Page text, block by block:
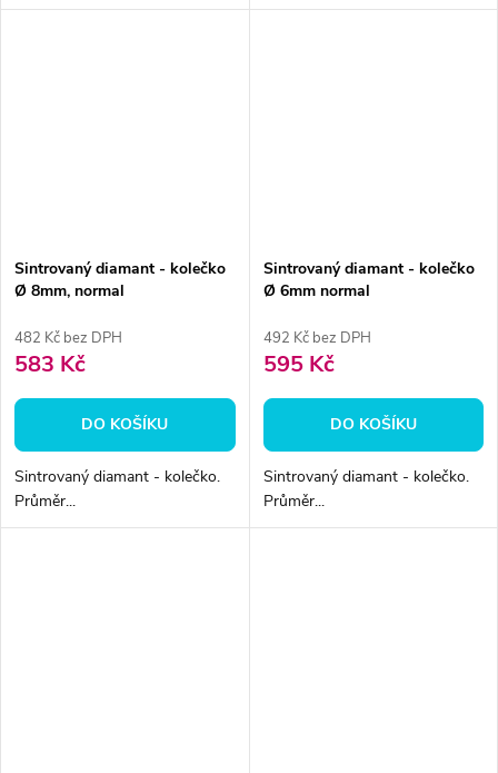
Sintrovaný diamant - kolečko
Ø 8mm, normal
482 Kč bez DPH
583 Kč
DO KOŠÍKU
Sintrovaný diamant - kolečko.
Průměr...
Sintrovaný diamant - kolečko
Ø 6mm normal
492 Kč bez DPH
595 Kč
DO KOŠÍKU
Sintrovaný diamant - kolečko.
Průměr...